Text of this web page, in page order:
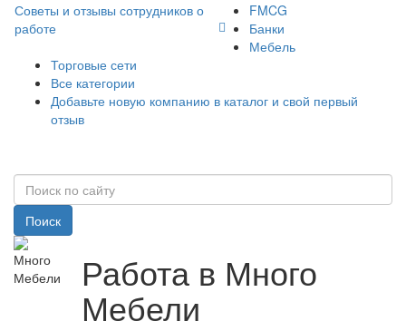
Советы и отзывы сотрудников о
работе
FMCG
Банки
Мебель
Торговые сети
Все категории
Добавьте новую компанию в каталог и свой первый
отзыв
Поиск
Работа в Много
Мебели